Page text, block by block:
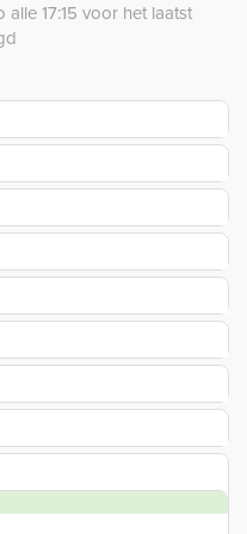
17:15 voor het laatst